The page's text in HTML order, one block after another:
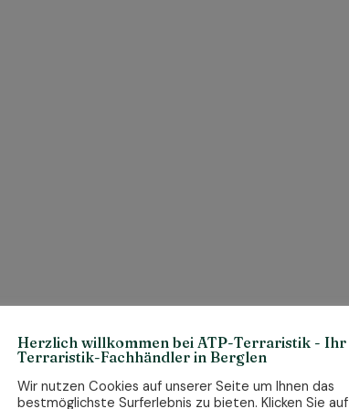
Herzlich willkommen bei ATP-Terraristik - Ihr
Terraristik-Fachhändler in Berglen
Wir nutzen Cookies auf unserer Seite um Ihnen das
bestmöglichste Surferlebnis zu bieten. Klicken Sie auf